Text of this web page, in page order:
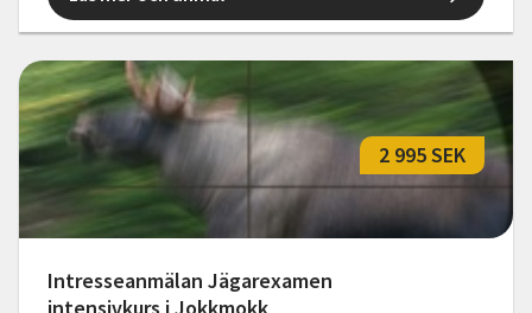
Intresseanmälan Jägarexamen
intensivkurs i Jokkmokk
2 995 SEK